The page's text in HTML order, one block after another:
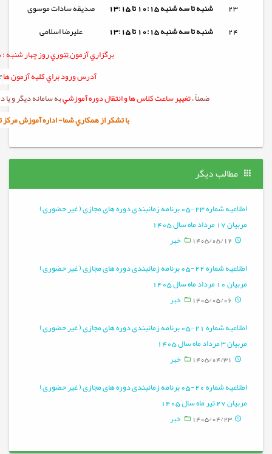
23
شنبه تاسه شنبه
صدیقه سادات موسوی
24
شنبه تاسه شنبه
علیرضا اسلامی
برگزاري آزمونتئوريروز چهار شنبه :
آدرس ورود براي کليه آزمون ها
ضمناً ،تغيير ساعت کلاس ها و انتقال دوره آموزشيبه سامانه ديگر و
با تشکر از همکاري شما- اداره آموزش مرکز تربيت
مطالب دیگر
اطلاعیه شماره 23-05 برنامه زمانبندی دوره های مجازی ( غیر حضوری)
مربیان 17 مرداد ماه سال 1405
1405/05/12 خبر
اطلاعیه شماره 22-05 برنامه زمانبندی دوره های مجازی ( غیر حضوری)
مربیان 10 مرداد ماه سال 1405
1405/05/06 خبر
اطلاعیه شماره 21-05 برنامه زمانبندی دوره های مجازی ( غیر حضوری)
مربیان 3 مرداد ماه سال 1405
1405/04/31 خبر
اطلاعیه شماره 20-05 برنامه زمانبندی دوره های مجازی ( غیر حضوری)
مربیان 27 تیر ماه سال 1405
1405/04/23 خبر